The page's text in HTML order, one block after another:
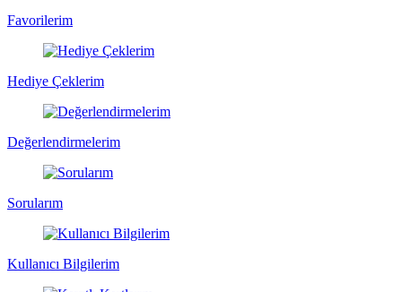
Favorilerim
Hediye Çeklerim
Değerlendirmelerim
Sorularım
Kullanıcı Bilgilerim